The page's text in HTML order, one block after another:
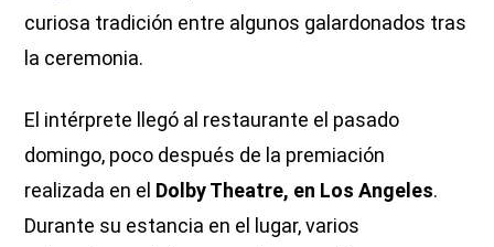
curiosa tradición entre algunos galardonados tras
la ceremonia.
El intérprete llegó al restaurante el pasado
domingo, poco después de la premiación
realizada en el Dolby Theatre, en Los Angeles.
Durante su estancia en el lugar, varios